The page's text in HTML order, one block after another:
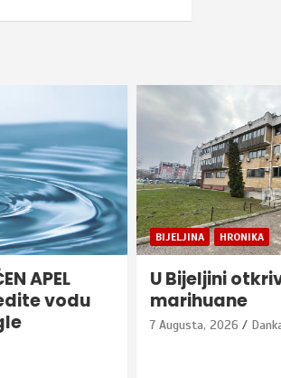
BIJELJINA HRONIKA
U Bijeljini otkrivena plantaža
marihuane
Danka